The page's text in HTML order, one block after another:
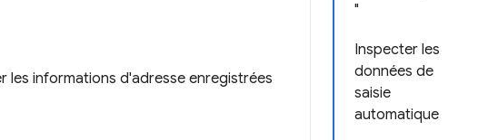
"
Inspecter les
données de
saisie
automatique
les informations d'adresse enregistrées